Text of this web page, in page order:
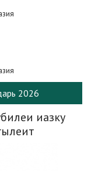
2026
иазку